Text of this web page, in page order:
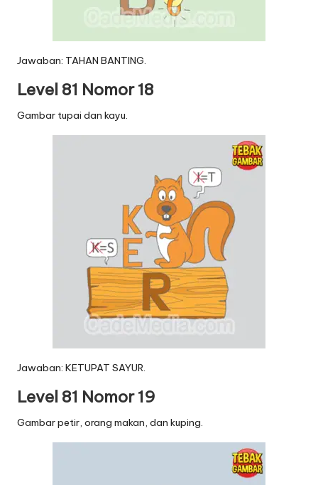
Jawaban: TAHAN BANTING.
Level 81 Nomor 18
Gambar tupai dan kayu.
Jawaban: KETUPAT SAYUR.
Level 81 Nomor 19
Gambar petir, orang makan, dan kuping.